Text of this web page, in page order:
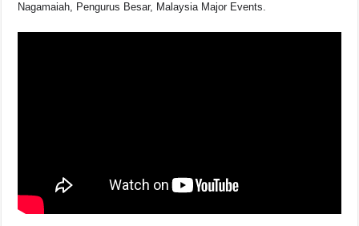
Nagamaiah, Pengurus Besar, Malaysia Major Events.